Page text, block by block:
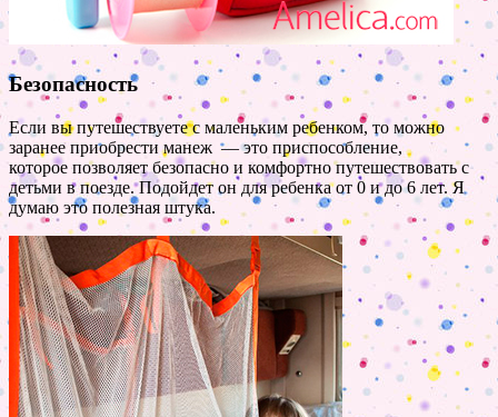
Безопасность
Если вы путешествуете с маленьким ребенком, то можно
заранее приобрести манеж — это приспособление,
которое позволяет безопасно и комфортно путешествовать с
детьми в поезде. Подойдет он для ребенка от 0 и до 6 лет. Я
думаю это полезная штука.